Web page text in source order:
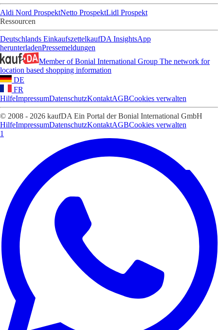
Aldi Nord ProspektNetto ProspektLidl Prospekt
Ressourcen
Deutschlands EinkaufszettelkaufDA InsightsApp
herunterladenPressemeldungen
Member of Bonial International Group The network for
location based shopping information
DE
FR
HilfeImpressumDatenschutzKontaktAGBCookies verwalten
© 2008 - 2026 kaufDA Ein Portal der Bonial International GmbH
HilfeImpressumDatenschutzKontaktAGBCookies verwalten
1